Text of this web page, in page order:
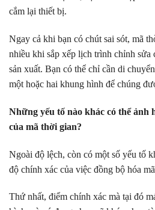
cắm lại thiết bị.
Ngay cả khi bạn có chút sai sót, mã
nhiều khi sắp xếp lịch trình chỉnh sửa
sản xuất. Bạn có thể chỉ cần di
một hoặc hai khung hình để chúng
Những yếu tố nào khác có thể ảnh
của mã thời gian?
Ngoài độ lệch, còn có một số yếu tố
độ chính xác của việc đồng bộ hóa
Thứ nhất, điểm chính xác mà tại đó